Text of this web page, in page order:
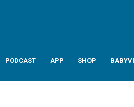
PODCAST APP SHOP